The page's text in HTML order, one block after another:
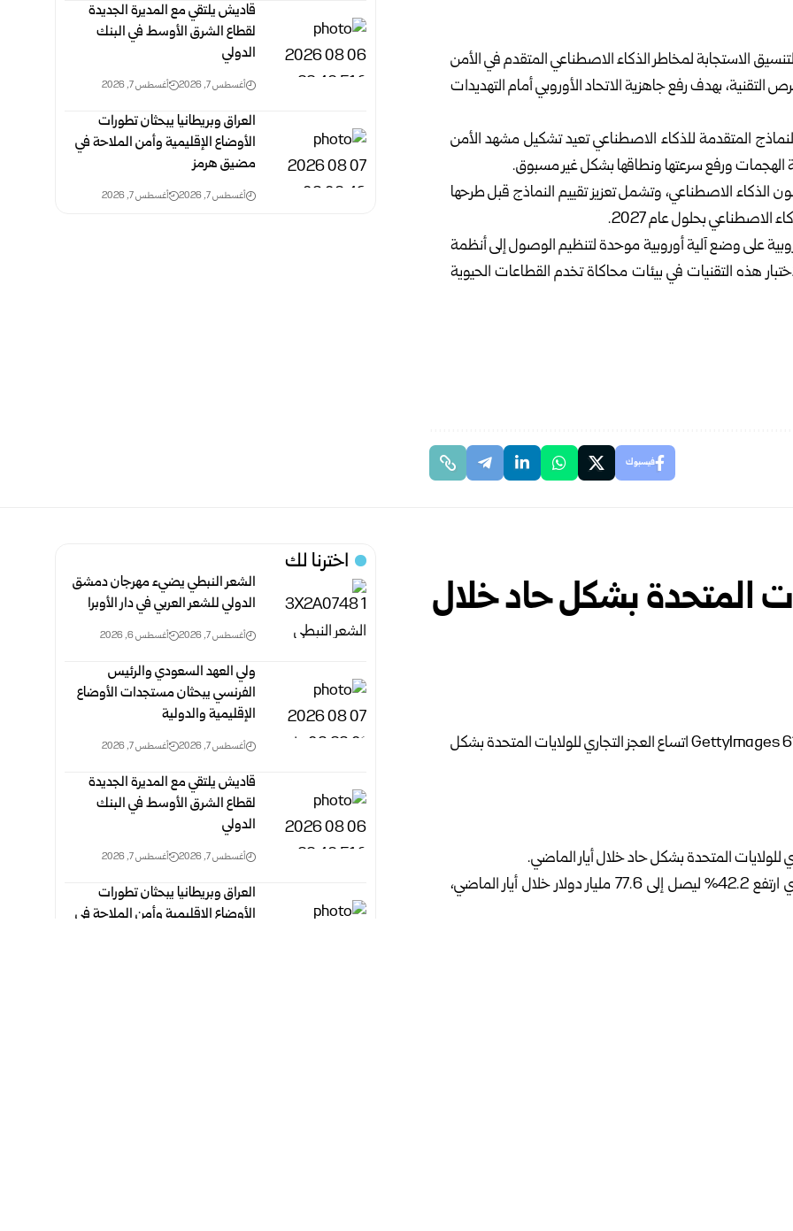
الاستجابة لمخاطر الذكاء الاصطناعي المتقدم فيالأمن
التقنية، بهدف رفع جاهزية الاتحاد الأوروبي أمام التهديدات
المتقدمة للذكاء الاصطناعي تعيد تشكيل مشهد الأمن
الهجمات ورفع سرعتها ونطاقها بشكل غير مسبوق.
الذكاء الاصطناعي، وتشمل تعزيز تقييم النماذج قبل طرحها
بحلول عام 2027.
على وضع آلية أوروبية موحدة لتنظيم الوصول إلى أنظمة
هذه التقنيات في بيئات محاكاة تخدم القطاعات الحيوية
فيسبوك
قاديش يلتقي مع المديرة الجديدة
لقطاع الشرق الأوسط في البنك
الدولي
أغسطس 7, 2026 أغسطس 7, 2026
العراق وبريطانيا يبحثان تطورات
الأوضاع الإقليمية وأمن الملاحة في
مضيق هرمز
أغسطس 7, 2026 أغسطس 7, 2026
المتحدة بشكل حاد خلال
للولايات المتحدةبشكل حاد خلال أيار الماضي.
ونقلت شبكة “سي إن إن” عن الوزارة قولها: إن العجز التجاري ارتفع 42.2% ليصل إلى 77.6 مليار دولار خلال أيار الماضي،
اخترنا لك
الشعر النبطي يضيء مهرجان دمشق
الدولي للشعر العربي في دار الأوبرا
أغسطس 7, 2026 أغسطس 6, 2026
ولي العهد السعودي والرئيس
الفرنسي يبحثان مستجدات الأوضاع
الإقليمية والدولية
أغسطس 7, 2026 أغسطس 7, 2026
قاديش يلتقي مع المديرة الجديدة
لقطاع الشرق الأوسط في البنك
الدولي
أغسطس 7, 2026 أغسطس 7, 2026
العراق وبريطانيا يبحثان تطورات
الأوضاع الإقليمية وأمن الملاحة في